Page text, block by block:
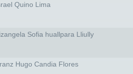
Quino Lima
Sofia huallpara Lliully
Hugo Candia Flores